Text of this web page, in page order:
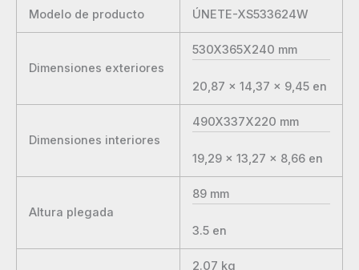
Modelo de producto ÚNETE-XS533624W
Dimensiones exteriores
530X365X240 mm
20,87 x 14,37 x 9,45 en
Dimensiones interiores
490X337X220 mm
19,29 x 13,27 x 8,66 en
Altura plegada
89 mm
3.5 en
2.07 kg